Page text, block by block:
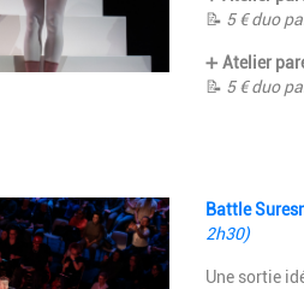
📝 5 €duo
➕ Atelier
📝 5 €duo
Description
Battle
2h30)
Une sortie